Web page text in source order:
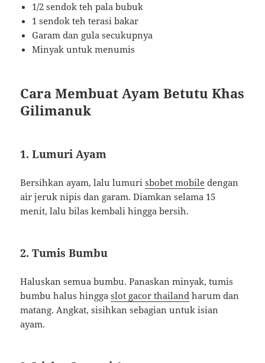
1/2 sendok teh pala bubuk
1 sendok teh terasi bakar
Garam dan gula secukupnya
Minyak untuk menumis
Cara Membuat Ayam Betutu Khas
Gilimanuk
1. Lumuri Ayam
Bersihkan ayam, lalu lumurisbobet mobile dengan
air jeruk nipis dan garam. Diamkan selama 15
menit, lalu bilas kembali hingga bersih.
2. Tumis Bumbu
Haluskan semua bumbu. Panaskan minyak, tumis
bumbu halus hinggaslot gacor thailand harum dan
matang. Angkat, sisihkan sebagian untuk isian
ayam.